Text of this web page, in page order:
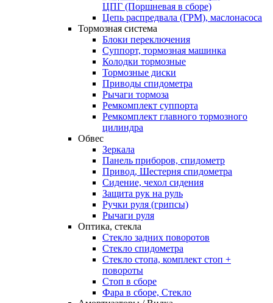
ЦПГ (Поршневая в сборе)
Цепь распредвала (ГРМ), маслонасоса
Тормозная система
Блоки переключения
Суппорт, тормозная машинка
Колодки тормозные
Тормозные диски
Приводы спидометра
Рычаги тормоза
Ремкомплект суппорта
Ремкомплект главного тормозного
цилиндра
Обвес
Зеркала
Панель приборов, спидометр
Привод, Шестерня спидометра
Сидение, чехол сидения
Защита рук на руль
Ручки руля (грипсы)
Рычаги руля
Оптика, стекла
Стекло задних поворотов
Стекло спидометра
Стекло стопа, комплект стоп +
повороты
Стоп в сборе
Фара в сборе, Стекло